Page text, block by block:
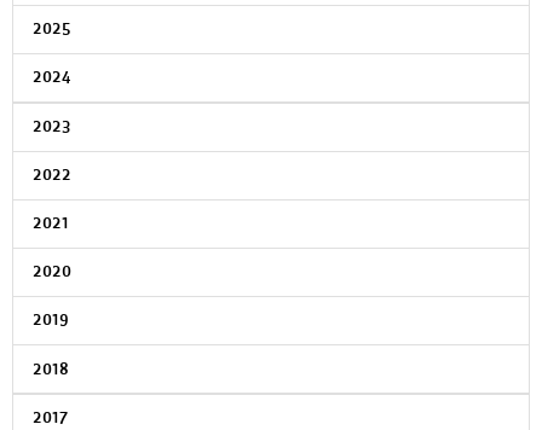
2025
2024
2023
2022
2021
2020
2019
2018
2017